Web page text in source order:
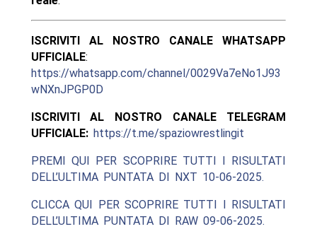
ISCRIVITI AL NOSTRO CANALE WHATSAPP
UFFICIALE:
https://whatsapp.com/channel/0029Va7eNo1J93
wNXnJPGP0D
ISCRIVITI AL NOSTRO CANALE TELEGRAM
UFFICIALE: https://t.me/spaziowrestlingit
PREMI QUI PER SCOPRIRE TUTTI I RISULTATI
DELL’ULTIMA PUNTATA DI NXT 10-06-2025.
CLICCA QUI PER SCOPRIRE TUTTI I RISULTATI
DELL’ULTIMA PUNTATA DI RAW 09-06-2025.